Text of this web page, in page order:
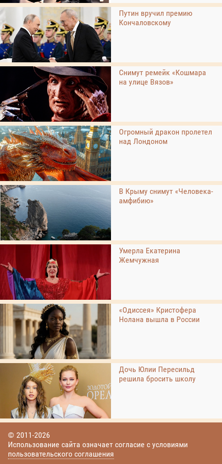
Путин вручил премию
Кончаловскому
Снимут ремейк «Кошмара
на улице Вязов»
Огромный дракон пролетел
над Лондоном
В Крыму снимут «Человека-
амфибию»
Умерла Екатерина
Жемчужная
«Одиссея» Кристофера
Нолана вышла в России
Дочь Юлии Пересильд
решила бросить школу
© 2011-2026
Использование сайта означает согласие с условиями
пользовательского соглашения